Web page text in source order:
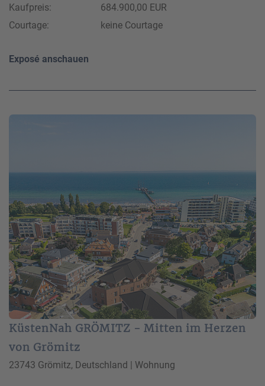
Kaufpreis:
684.900,00 EUR
Courtage:
keine Courtage
Exposé anschauen
KüstenNah GRÖMITZ - Mitten im Herzen
von Grömitz
23743 Grömitz, Deutschland | Wohnung